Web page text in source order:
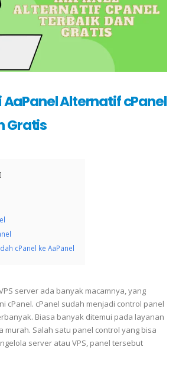
Alternatif cPanel
Gratis
cPanel ke AaPanel
server ada banyak macamnya, yang
cPanel. cPanel sudah menjadi control panel
Biasa banyak ditemui pada layanan
murah. Salah satu panel control yang bisa
server atau VPS, panel tersebut